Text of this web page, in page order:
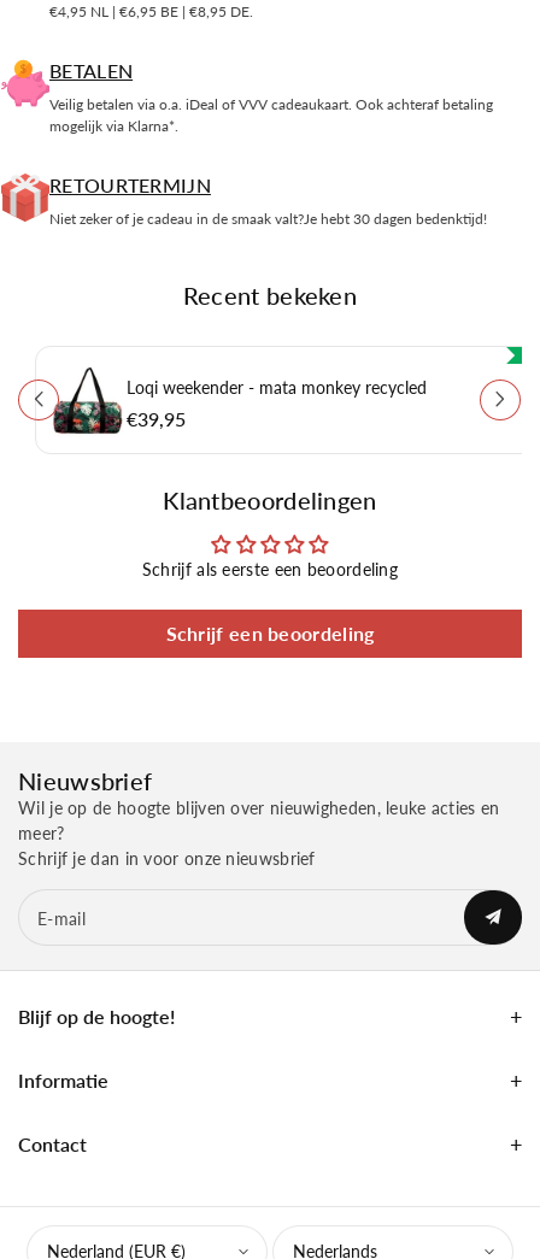
€4,95 NL | €6,95 BE | €8,95 DE.
BETALEN
Veilig betalen via o.a. iDeal of VVV cadeaukaart. Ook achteraf betaling
mogelijk via Klarna*.
RETOURTERMIJN
Niet zeker of je cadeau in de smaak valt?Je hebt 30 dagen bedenktijd!
Recent bekeken
Loqi weekender - mata monkey recycled
€39,95
Klantbeoordelingen
Schrijf als eerste een beoordeling
Schrijf een beoordeling
Nieuwsbrief
Wil je op de hoogte blijven over nieuwigheden, leuke acties en
meer?
Schrijf je dan in voor onze nieuwsbrief
E‑mail
Blijf op de hoogte!
Informatie
Contact
Nederland (EUR €) Nederlands